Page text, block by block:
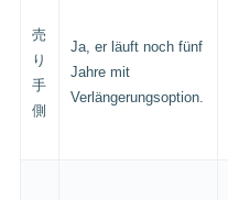
売
り
手
側
Ja, er läuft noch fünf
Jahre mit
Verlängerungsoption.